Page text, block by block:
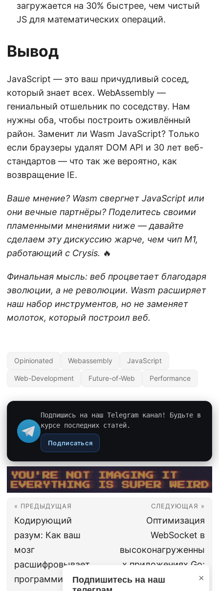
×
Подпишитесь на наш
загружается на 30% быстрее, чем чистый
JS для математических операций.
Вывод
JavaScript — это ваш причудливый сосед,
который знает всех. WebAssembly —
гениальный отшельник по соседству. Нам
нужны оба, чтобы построить оживлённый
район. Заменит ли Wasm JavaScript? Только
если браузеры удалят DOM API и 30 лет веб-
стандартов — что так же вероятно, как
возвращение IE.
Ваше мнение? Wasm свергнет JavaScript или
они вечные партнёры? Поделитесь своими
пламенными мнениями ниже — давайте
сделаем эту дискуссию жарче, чем чип M1,
работающий с Crysis. 🔥
Финальная мысль: веб процветает благодаря
эволюции, а не революции. Wasm расширяет
наш набор инструментов, но не заменяет
молоток, который построил веб.
Opinionated Webassembly JavaScript
Web-Development Future-of-Web Performance
Подпишись на наш Telegram канал! Будьте в
курсе последних статей.
Подписаться
« ПРЕДЫДУЩАЯ
Кодирующий
разум: Как ваш
мозг
расшифровывает
программирование,
СЛЕДУЮЩАЯ »
Оптимизация
WebSocket в
высоконагруженны
х приложениях Go:
руководство для